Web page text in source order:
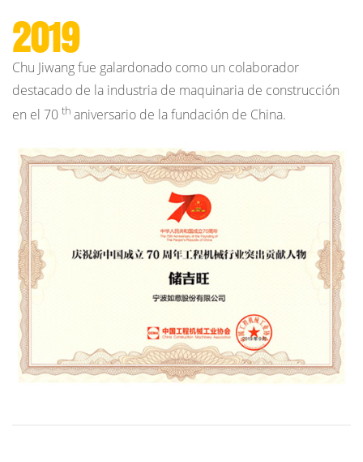
2019
Chu Jiwang fue galardonado como un colaborador
destacado de la industria de maquinaria de construcción
en el 70 th aniversario de la fundación de China.